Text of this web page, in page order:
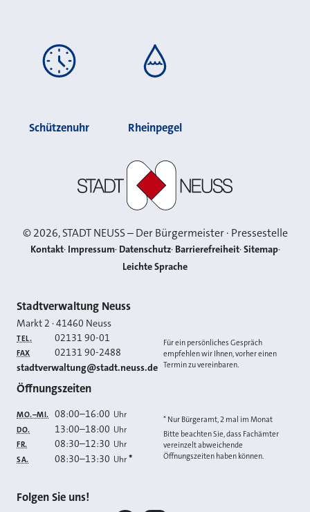
Schützenuhr Rheinpegel
©2026, STADT NEUSS – Der Bürgermeister · Pressestelle
Kontakt Impressum Datenschutz Barrierefreiheit Sitemap
Leichte Sprache
Kontakt
Stadtverwaltung Neuss
Markt 2 ·41460 Neuss
TEL. 02131 90-01
FAX 02131 90-2488
E-MAIL
stadtverwaltung@stadt.neuss.de
Für ein persönliches Gespräch
empfehlen wir Ihnen, vorher einen
Termin zu vereinbaren.
Öffnungszeiten
MO.–MI. 08:00–16:00 Uhr
DO. 13:00–18:00 Uhr
FR. 08:30–12:30 Uhr
SA. 08:30–13:30 Uhr *
* Nur Bürgeramt, 2 mal im Monat
Bitte beachten Sie, dass Fachämter
vereinzelt abweichende
Öffnungszeiten haben können.
Folgen Sie uns!